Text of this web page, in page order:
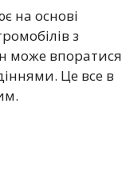
на основі
з
може впоратися
Це все в